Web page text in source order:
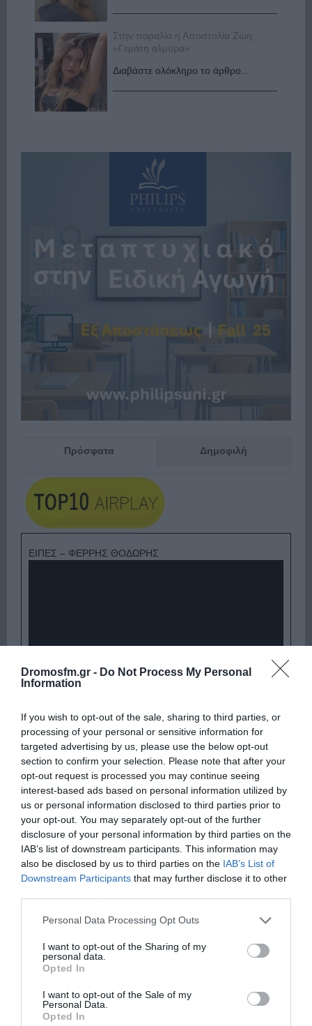
Dromosfm.gr - Do Not Process My Personal
Information
If you wish to opt-out of the sale, sharing to third parties, or
processing of your personal or sensitive information for
targeted advertising by us, please use the below opt-out
section to confirm your selection. Please note that after your
opt-out request is processed you may continue seeing
interest-based ads based on personal information utilized by
us or personal information disclosed to third parties prior to
your opt-out. You may separately opt-out of the further
disclosure of your personal information by third parties on the
IAB’s list of downstream participants. This information may
also be disclosed by us to third parties on the IAB’s List of
Downstream Participants that may further disclose it to other
Please note that this website/app uses one or more Google
not limited to your visit or usage behaviour. You may click to
grant or deny consent to Google and its third-party tags to
use your data for below specified purposes in below Google
consent section.
Personal Data Processing Opt Outs
I want to opt-out of the Sharing of my
personal data.
Opted In
I want to opt-out of the Sale of my
Personal Data.
Opted In
Στην παραλία η Αποστολία Ζώη:
«Γεμάτη αλμύρα»
Διαβάστε ολόκληρο το άρθρο...
Πρόσφατα Δημοφιλή
ΕΙΠΕΣ – ΦΕΡΡΗΣ ΘΟΔΩΡΗΣ
Παρακαλώ Περιμένετε...
ΛΟΓΑΡΙΑΣΜΟΣ - ΛΙΟΛΙΟΥ ΚΑΤΕΡΙΝΑ
Παρακαλώ Περιμένετε...
ΔΕΥΤΕΡΑ – ΡΕΜΟΣ ΑΝΤΩΝΗΣ